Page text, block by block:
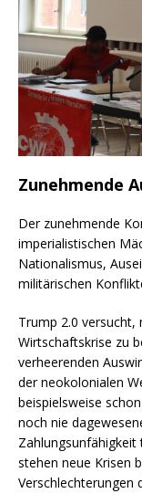
Zunehmende
Der zunehmende
imperialistischen
Nationalismus,
militärischen
Trump 2.0
Wirtschaftskrise zu
verheerenden
der neokolonialen
beispielsweise
noch nie
Zahlungsunfähigkeit
stehen neue Krisen
Verschlechterungen